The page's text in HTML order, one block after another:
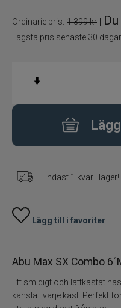
Haspelset
Fiskelinor
Småplock
Tillbehör
Flugbindning
Kläder
Trolling
Ordinarie pris: 1 399 kr |
Lägsta pris senaste 30
Endast 1 kvar i lager!
Lägg till i favoriter
Abu Max SX Combo
Ett smidigt och lättkastat
känsla i varje kast. Perfekt